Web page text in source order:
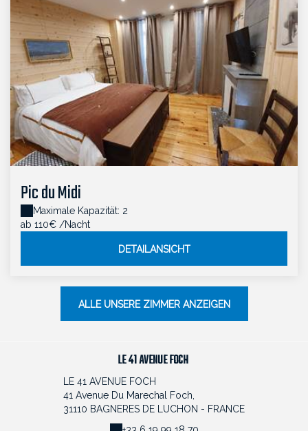
Pic du Midi
Maximale Kapazität: 2
ab 110€ /Nacht
DETAILANSICHT
ALLE UNSERE ZIMMER ANZEIGEN
LE 41 AVENUE FOCH
LE 41 AVENUE FOCH
41 Avenue Du Marechal Foch,
31110 BAGNERES DE LUCHON - FRANCE